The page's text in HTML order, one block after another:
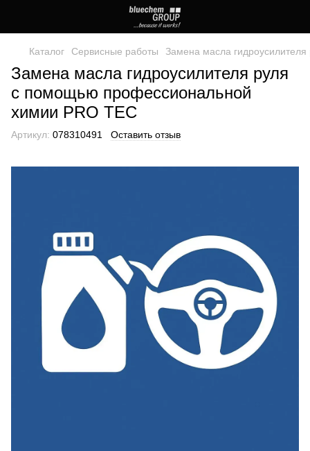
Каталог Сервисные работы Замена масла
Замена масла гидроусилителя руля
с помощью профессиональной
химии PRO TEC
Артикул: 078310491 Оставить отзыв